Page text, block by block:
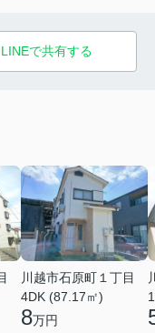
LINEで共有する
川越市石原町１丁目
4DK (87.17㎡)
8万円